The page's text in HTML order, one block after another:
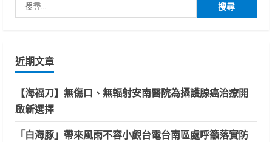
尋
字:
近期文章
【海福刀】無傷口、無輻射安南醫院為攝護腺癌治療開
啟新選擇
「白海豚」帶來風雨不容小覷台電台南區處呼籲落實防